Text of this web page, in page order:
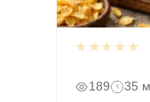
★★★★★
189 35